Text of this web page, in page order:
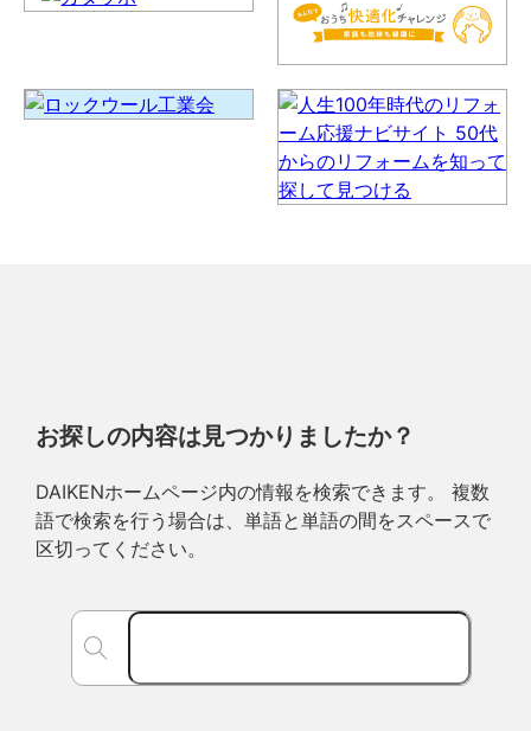
お探しの内容は見つかりましたか？
DAIKENホームページ内の情報を検索できます。 複数
語で検索を行う場合は、単語と単語の間をスペースで
区切ってください。